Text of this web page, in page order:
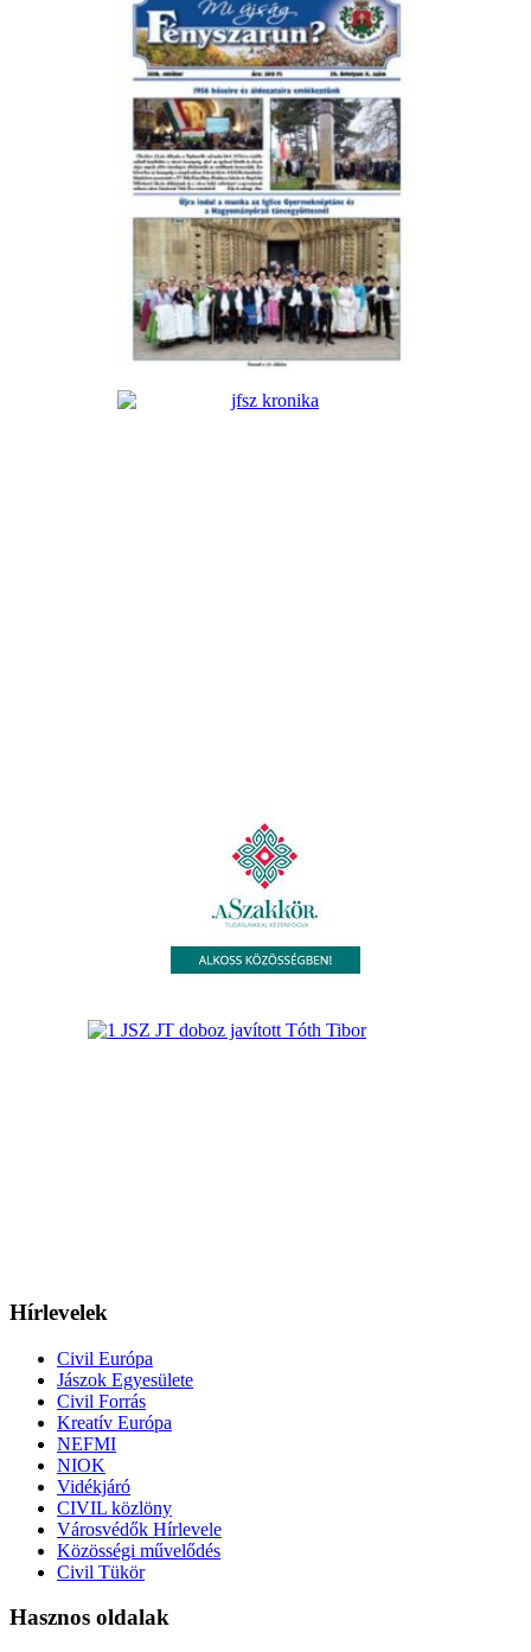
Hírlevelek
Civil Európa
Jászok Egyesülete
Civil Forrás
Kreatív Európa
NEFMI
NIOK
Vidékjáró
CIVIL közlöny
Városvédők Hírlevele
Közösségi művelődés
Civil Tükör
Hasznos oldalak